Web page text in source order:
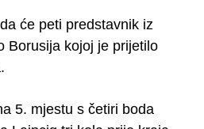
će peti predstavnik iz
Borusija kojoj je prijetilo
5. mjestu s četiri boda